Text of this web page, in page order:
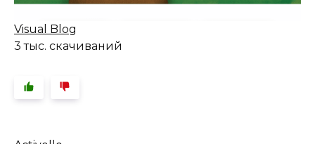
Visual Blog
3 тыс. скачиваний